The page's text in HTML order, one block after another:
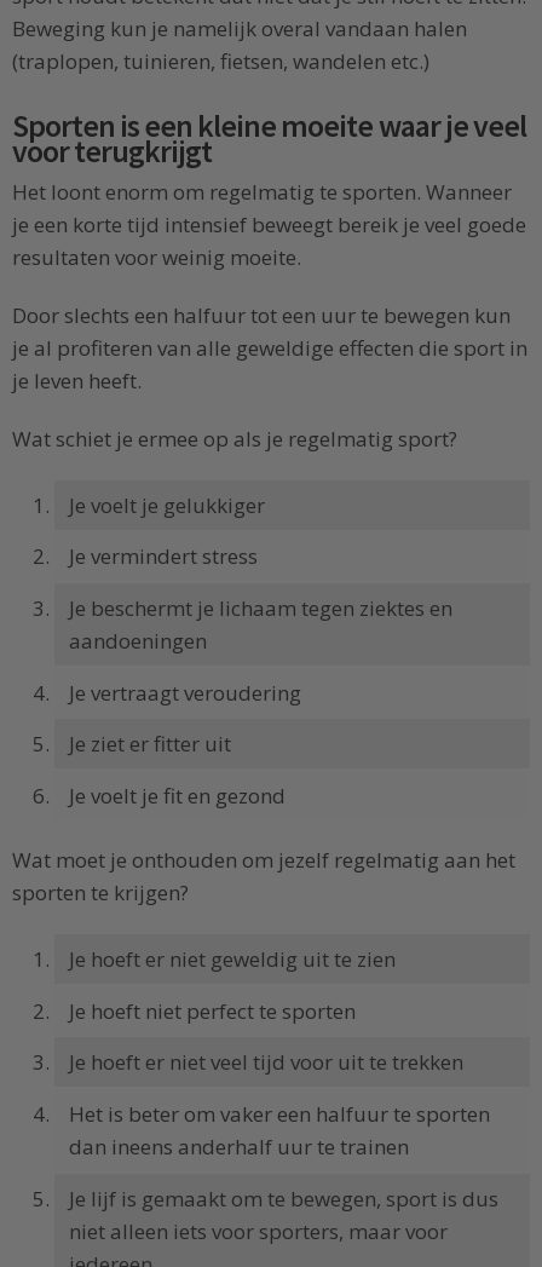
Beweging kun je namelijk overal vandaan halen
(traplopen, tuinieren, fietsen, wandelen etc.)
Sporten is een kleine moeite waar je veel
voor terugkrijgt
Het loont enorm om regelmatig te sporten. Wanneer
je een korte tijd intensief beweegt bereik je veel goede
resultaten voor weinig moeite.
Door slechts een halfuur tot een uur te bewegen kun
je al profiteren van alle geweldige effecten die sport in
je leven heeft.
Wat schiet je ermee op als je regelmatig sport?
Je voelt je gelukkiger
Je vermindert stress
Je beschermt je lichaam tegen ziektes en
aandoeningen
Je vertraagt veroudering
Je ziet er fitter uit
Je voelt je fit en gezond
Wat moet je onthouden om jezelf regelmatig aan het
sporten te krijgen?
Je hoeft er niet geweldig uit te zien
Je hoeft niet perfect te sporten
Je hoeft er niet veel tijd voor uit te trekken
Het is beter om vaker een halfuur te sporten
dan ineens anderhalf uur te trainen
Je lijf is gemaakt om te bewegen, sport is dus
niet alleen iets voor sporters, maar voor